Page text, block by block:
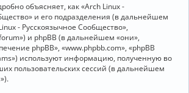
и
е
н
та
ц
объясняет, как «Arch Linux -
и его подразделения (в дальнейшем
- Русскоязычное Сообщество»,
и phpBB (в дальнейшем «они»,
phpBB», «www.phpbb.com», «phpBB
используют информацию, полученную во
пользовательских сессий (в дальнейшем